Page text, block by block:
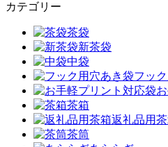
カテゴリー
茶袋
新茶袋
中袋
フッ
茶箱
返礼品用
茶筒